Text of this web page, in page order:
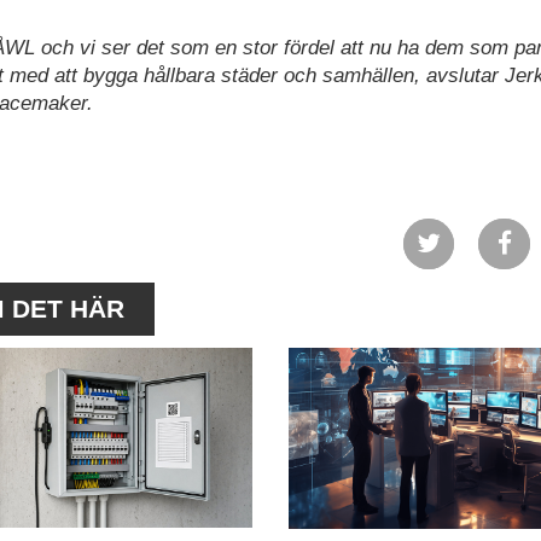
och vi ser det som en stor fördel att nu ha dem som
att bygga hållbara städer och samhällen, avslutar
DET HÄR